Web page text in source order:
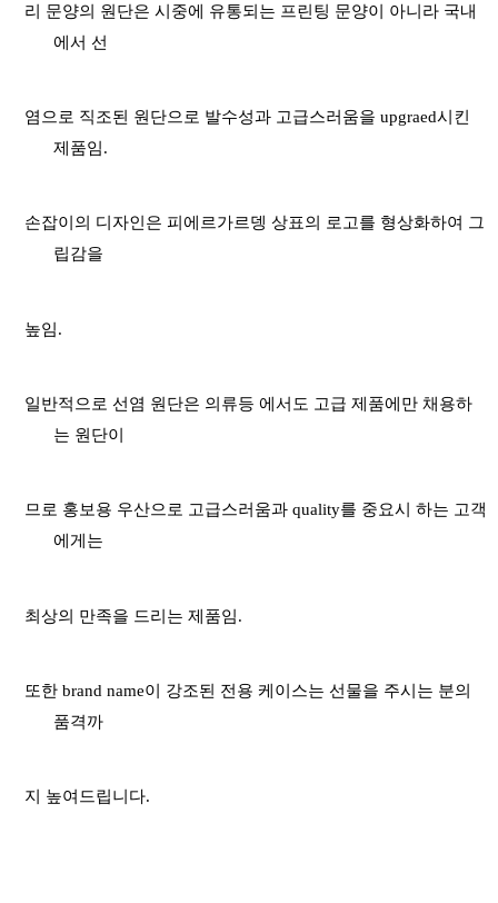
리 문양의 원단은 시중에 유통되는 프린팅 문양이 아니라 국내
에서 선
염으로 직조된 원단으로 발수성과 고급스러움을 upgraed시킨
제품임.
손잡이의 디자인은 피에르가르뎅 상표의 로고를 형상화하여 그
립감을
높임.
일반적으로 선염 원단은 의류등 에서도 고급 제품에만 채용하
는 원단이
므로 홍보용 우산으로 고급스러움과 quality를 중요시 하는 고객
에게는
최상의 만족을 드리는 제품임.
또한 brand name이 강조된 전용 케이스는 선물을 주시는 분의
품격까
지 높여드립니다.